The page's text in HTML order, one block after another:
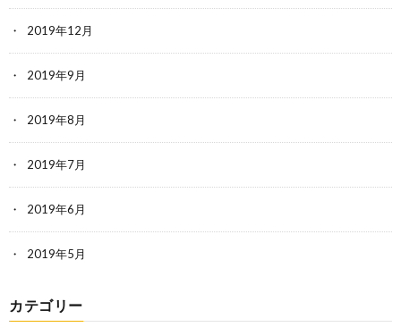
2019年12月
2019年9月
2019年8月
2019年7月
2019年6月
2019年5月
カテゴリー